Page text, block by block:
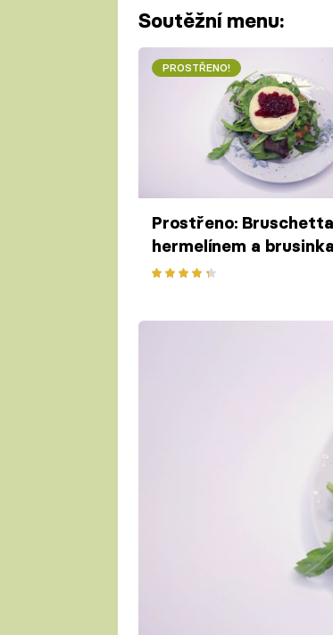
Soutěžní menu:
PROSTŘENO!
Prostřeno:
hermelínem a